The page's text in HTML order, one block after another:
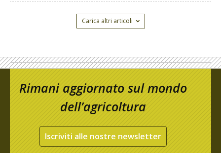
Carica altri articoli
Rimani aggiornato sul mondo
dell’agricoltura
Iscriviti alle nostre newsletter